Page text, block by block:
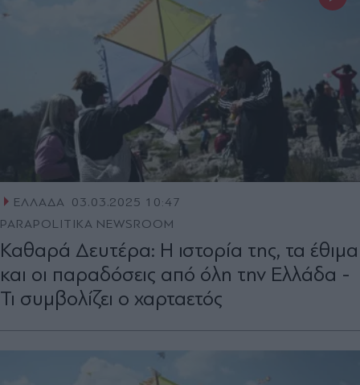
ΕΛΛΑΔΑ 03.03.2025 10:47
PARAPOLITIKA NEWSROOM
Καθαρά Δευτέρα: Η ιστορία της, τα έθιμα
και οι παραδόσεις από όλη την Ελλάδα -
Τι συμβολίζει ο χαρταετός